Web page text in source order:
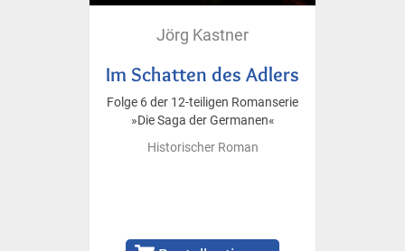
Jörg Kastner
Im Schatten des Adlers
Folge 6 der 12-teiligen Romanserie
»Die Saga der Germanen«
Historischer Roman